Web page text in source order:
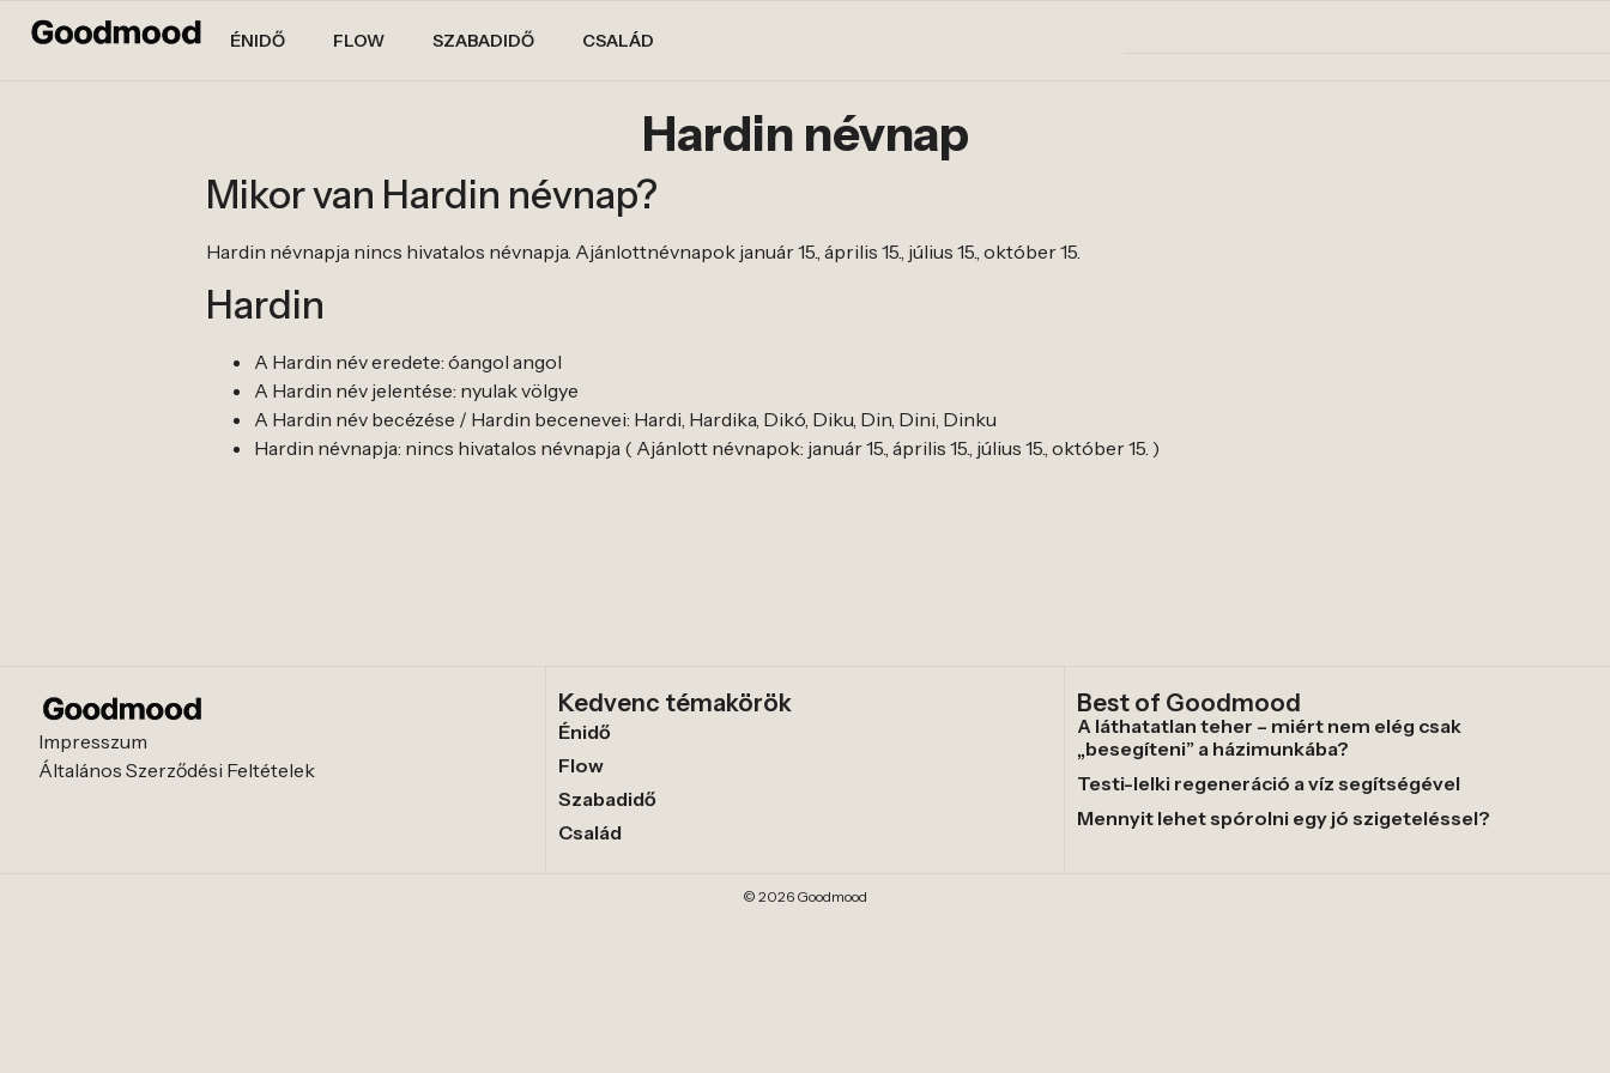
ÉNIDŐ FLOW SZABADIDŐ CSALÁD
Hardin névnap
Mikor van Hardin névnap?
Hardin névnapja nincs hivatalos névnapja. Ajánlottnévnapok január 15., április 15., július 15., október 15.
Hardin
A Hardin név eredete: óangol angol
A Hardin név jelentése: nyulak völgye
A Hardin név becézése / Hardin becenevei: Hardi, Hardika, Dikó, Diku, Din, Dini, Dinku
Hardin névnapja: nincs hivatalos névnapja ( Ajánlott névnapok: január 15., április 15., július 15., október 15. )
Impresszum
Általános Szerződési Feltételek
Kedvenc témakörök
Énidő
Flow
Szabadidő
Család
Best of Goodmood
A láthatatlan teher – miért nem elég csak
„besegíteni” a házimunkába?
Testi-lelki regeneráció a víz segítségével
Mennyit lehet spórolni egy jó szigeteléssel?
© 2026 Goodmood